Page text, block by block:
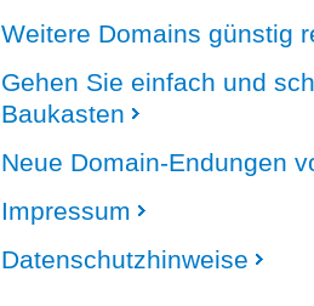
Weitere Domains günstig
Gehen Sie einfach und
Baukasten
Neue Domain-Endungen
Impressum
Datenschutzhinweise